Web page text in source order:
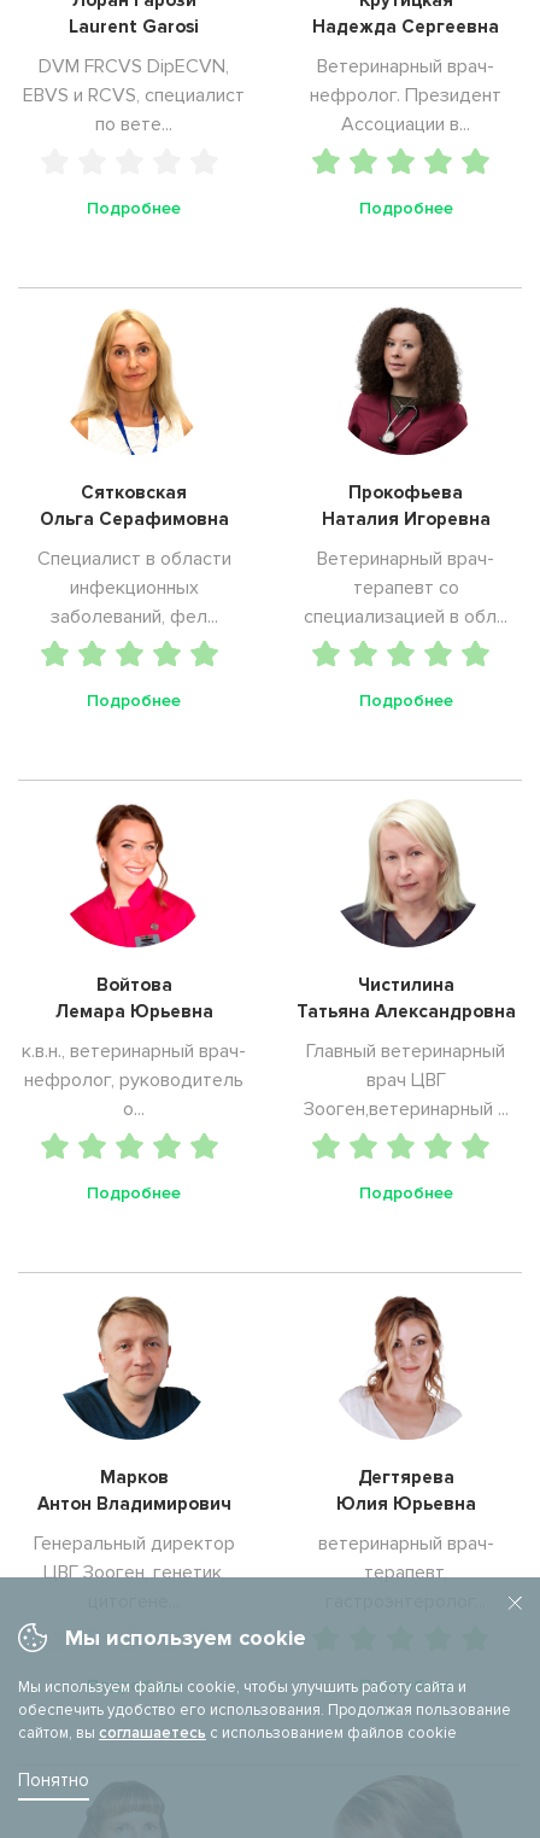
Laurent Garosi
DVM FRCVS DipECVN,
EBVS и RCVS, специалист
по вете...
Подробнее
Надежда Сергеевна
Ветеринарный врач-
нефролог. Президент
Ассоциации в...
Подробнее
Сятковская
Ольга Серафимовна
Специалист в области
инфекционных
заболеваний, фел...
Подробнее
Прокофьева
Наталия Игоревна
Ветеринарный врач-
терапевт со
специализацией в обл...
Подробнее
Войтова
Лемара Юрьевна
к.в.н., ветеринарный врач-
нефролог, руководитель
о...
Подробнее
Чистилина
Татьяна Александровна
Главный ветеринарный
врач ЦВГ
Зооген,ветеринарный ...
Подробнее
Марков
Антон Владимирович
Генеральный директор
ЦВГ Зооген, генетик,
Подробнее
Дегтярева
Юлия Юрьевна
ветеринарный врач-
терапевт,
Подробнее
Мы используем cookie
Мы используем файлы cookie, чтобы улучшить работу сайта и
обеспечить удобство его использования. Продолжая пользование
сайтом, вы соглашаетесь с использованием файлов cookie
Понятно